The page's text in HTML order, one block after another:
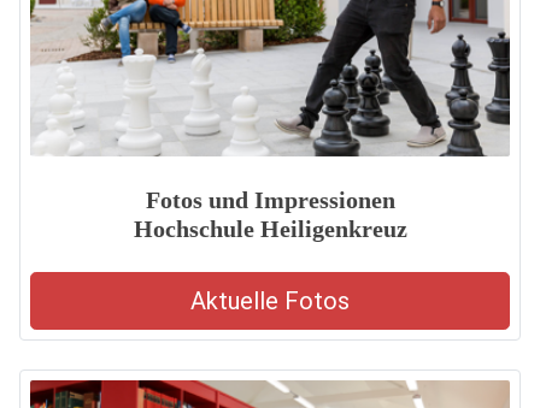
Fotos und Impressionen
Hochschule Heiligenkreuz
Aktuelle Fotos